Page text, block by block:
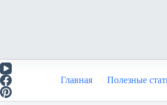
Главная Полезные